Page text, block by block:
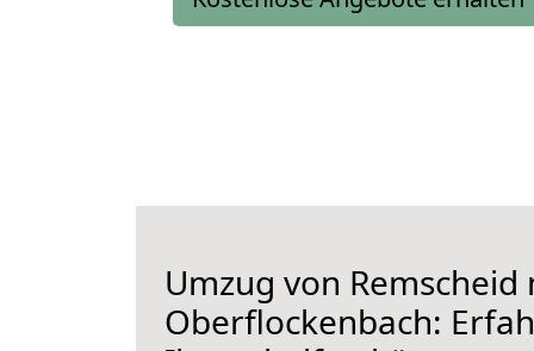
Umzug von Remscheid
Oberflockenbach: